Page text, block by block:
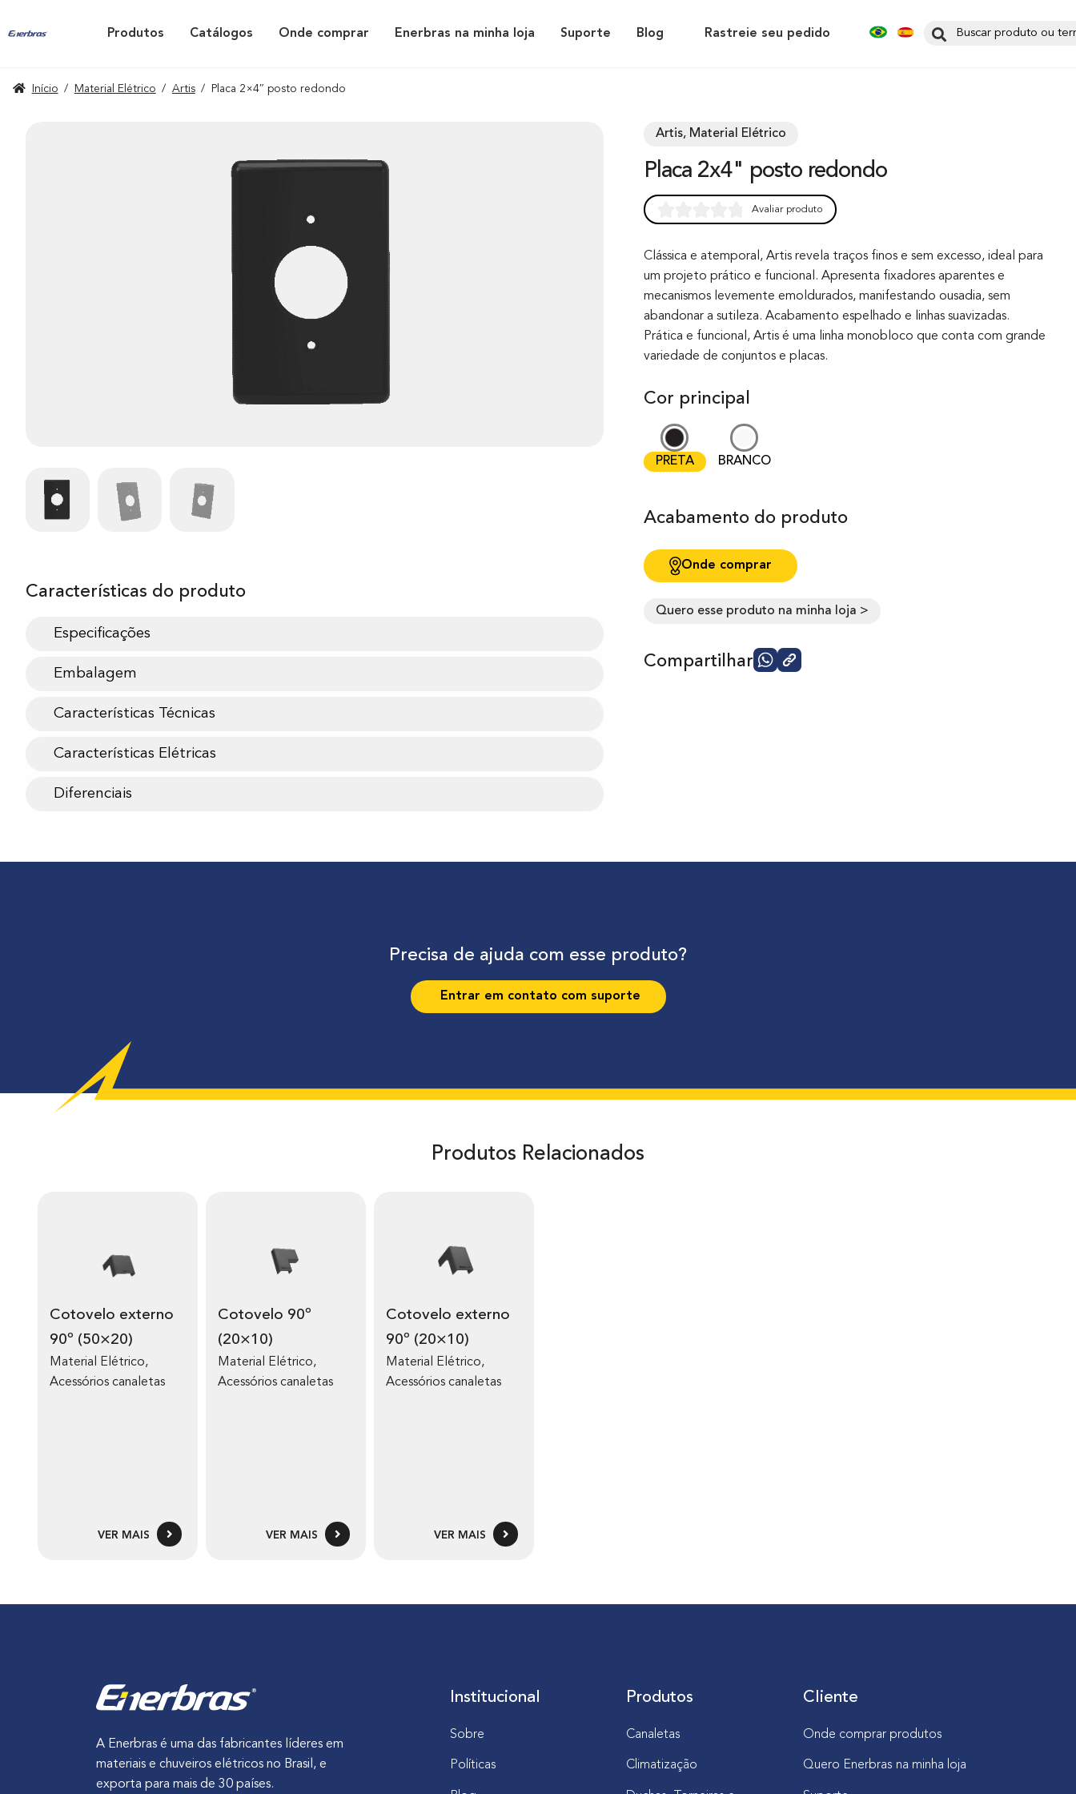
Produtos Catálogos Onde comprar Enerbras na minha loja Suporte Blog Rastreie seu pedido
Início / Material Elétrico / Artis / Placa 2×4″ posto redondo
Características do produto
Especificações
Embalagem
Características Técnicas
Características Elétricas
Diferenciais
Artis, Material Elétrico
Placa 2x4" posto redondo
out of 0
based on
customer
rating
Avaliar produto
Clássica e atemporal, Artis revela traços finos e sem excesso, ideal para
um projeto prático e funcional. Apresenta fixadores aparentes e
mecanismos levemente emoldurados, manifestando ousadia, sem
abandonar a sutileza. Acabamento espelhado e linhas suavizadas.
Prática e funcional, Artis é uma linha monobloco que conta com grande
variedade de conjuntos e placas.
Cor principal
PRETA BRANCO
Acabamento do produto
Onde comprar
Quero esse produto na minha loja >
Compartilhar
Precisa de ajuda com esse produto?
Entrar em contato com suporte
Produtos Relacionados
Cotovelo externo
90º (50×20)
Material Elétrico,
Acessórios canaletas
VER MAIS
Cotovelo 90º
(20×10)
Material Elétrico,
Acessórios canaletas
VER MAIS
Cotovelo externo
90º (20×10)
Material Elétrico,
Acessórios canaletas
VER MAIS
A Enerbras é uma das fabricantes líderes em
materiais e chuveiros elétricos no Brasil, e
exporta para mais de 30 países.
Institucional
Sobre
Políticas
Produtos
Canaletas
Climatização
Cliente
Onde comprar produtos
Quero Enerbras na minha loja